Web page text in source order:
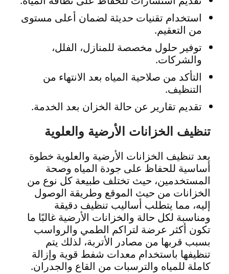
استخدام تقنيات حديثة لضمان أعلى مستوى
من التعقيم.
توفير حلول مخصصة للمنازل، الفلل،
والشركات.
التأكد من صلاحية المياه بعد الانتهاء من
التنظيف.
تقديم تقارير عن حالة الخزان بعد الخدمة.
تنظيف الخزانات الأرضية والعلوية
يعد تنظيف الخزانات الأرضية والعلوية خطوة
أساسية للحفاظ على جودة المياه وصحة
المستخدمين، حيث تختلف طبيعة كل نوع من
الخزانات من حيث الموقع وطريقة الوصول
إليه، مما يتطلب أساليب تنظيف دقيقة
ومناسبة لكل حالة والخزانات الأرضية غالبًا ما
تكون أكثر عرضة لتراكم الطمي والرواسب
بسبب قربها من مصادر الأتربة، لذلك يتم
تنظيفها باستخدام معدات شفط قوية وإزالة
كاملة للمياه والترسبات من القاع والجدران.